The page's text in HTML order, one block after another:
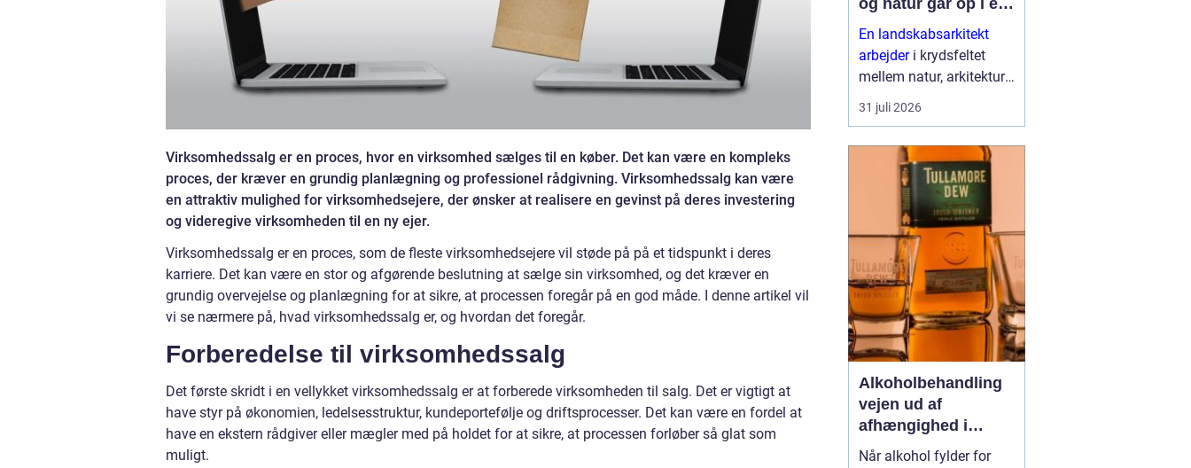
Virksomhedssalg er en proces, hvor en virksomhed sælges til en køber. Det kan være en kompleks
proces, der kræver en grundig planlægning og professionel rådgivning. Virksomhedssalg kan være
en attraktiv mulighed for virksomhedsejere, der ønsker at realisere en gevinst på deres investering
og videregive virksomheden til en ny ejer.
Virksomhedssalg er en proces, som de fleste virksomhedsejere vil støde på på et tidspunkt i deres
karriere. Det kan være en stor og afgørende beslutning at sælge sin virksomhed, og det kræver en
grundig overvejelse og planlægning for at sikre, at processen foregår på en god måde. I denne artikel vil
vi se nærmere på, hvad virksomhedssalg er, og hvordan det foregår.
Forberedelse til virksomhedssalg
Det første skridt i en vellykket virksomhedssalg er at forberede virksomheden til salg. Det er vigtigt at
have styr på økonomien, ledelsesstruktur, kundeportefølje og driftsprocesser. Det kan være en fordel at
have en ekstern rådgiver eller mægler med på holdet for at sikre, at processen forløber så glat som
muligt.
og natur går op i en
højere enhed
En landskabsarkitekt
arbejderi krydsfeltet
mellem natur, arkitektur
og menneskers hverdag.
Opgaven er at skabe
smukke, funktionelle og
langtidsholdbare. Det
31 juli 2026
Alkoholbehandling
vejen ud af
afhængighed i
trygge rammer
Når alkohol fylder for